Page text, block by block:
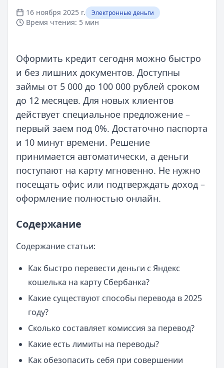
16 ноября 2025 г. Электронные деньги
Время чтения: 5 мин
Оформить кредит сегодня можно быстро
и без лишних документов. Доступны
займы от 5 000 до 100 000 рублей сроком
до 12 месяцев. Для новых клиентов
действует специальное предложение –
первый заем под 0%. Достаточно паспорта
и 10 минут времени. Решение
принимается автоматически, а деньги
поступают на карту мгновенно. Не нужно
посещать офис или подтверждать доход –
оформление полностью онлайн.
Содержание
Содержание статьи:
Как быстро перевести деньги с Яндекс
кошелька на карту Сбербанка?
Какие существуют способы перевода в 2025
году?
Сколько составляет комиссия за перевод?
Какие есть лимиты на переводы?
Как обезопасить себя при совершении